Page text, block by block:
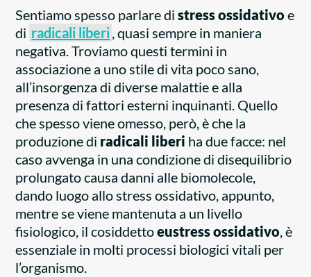
Sentiamo spesso parlare distress ossidativo e
di radicali liberi, quasi sempre in maniera
negativa. Troviamo questi termini in
associazione a uno stile di vita poco sano,
all’insorgenza di diverse malattie e alla
presenza di fattori esterni inquinanti. Quello
che spesso viene omesso, però, è che la
produzione di radicali liberi ha due facce: nel
caso avvenga in una condizione di disequilibrio
prolungato causa danni alle biomolecole,
dando luogo allo stress ossidativo, appunto,
mentre se viene mantenuta a un livello
fisiologico, il cosiddettoeustress ossidativo, è
essenziale in molti processi biologici vitali per
l’organismo.